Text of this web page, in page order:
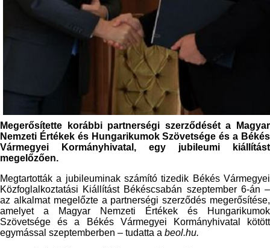
Megerősítette korábbi partnerségi szerződését a Magyar
Nemzeti Értékek és Hungarikumok Szövetsége és a Békés
Vármegyei Kormányhivatal, egy jubileumi kiállítást
megelőzően.
Megtartották a jubileuminak számító tizedik Békés Vármegyei
Közfoglalkoztatási Kiállítást Békéscsabán szeptember 6-án –
az alkalmat megelőzte a partnerségi szerződés megerősítése,
amelyet a Magyar Nemzeti Értékek és Hungarikumok
Szövetsége és a Békés Vármegyei Kormányhivatal kötött
egymással szeptemberben – tudatta a beol.hu.